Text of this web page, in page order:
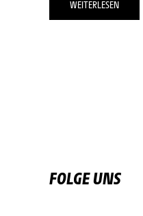
WEITERLESEN
FOLGE UNS